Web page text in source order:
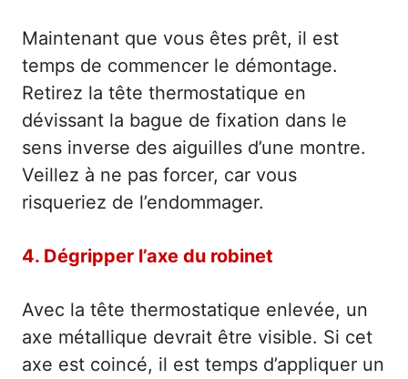
Maintenant que vous êtes prêt, il est
temps de commencer le démontage.
Retirez la tête thermostatique en
dévissant la bague de fixation dans le
sens inverse des aiguilles d’une montre.
Veillez à ne pas forcer, car vous
risqueriez de l’endommager.
4. Dégripper l’axe du robinet
Avec la tête thermostatique enlevée, un
axe métallique devrait être visible. Si cet
axe est coincé, il est temps d’appliquer un